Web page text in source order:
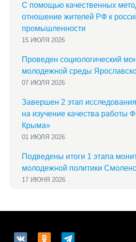
С помощью качественных
отношение жителей РФ к
промышленности
15 ИЮЛЯ 2026
Проведен социологический
молодежной среды
07 ИЮЛЯ 2026
Завершен 2 этап
на изучение качества работы
Крыма»
01 ИЮЛЯ 2026
Подведены итоги 1 этапа
молодежной политики
17 ИЮНЯ 2026
vkontakteodnoklassniki
telegram